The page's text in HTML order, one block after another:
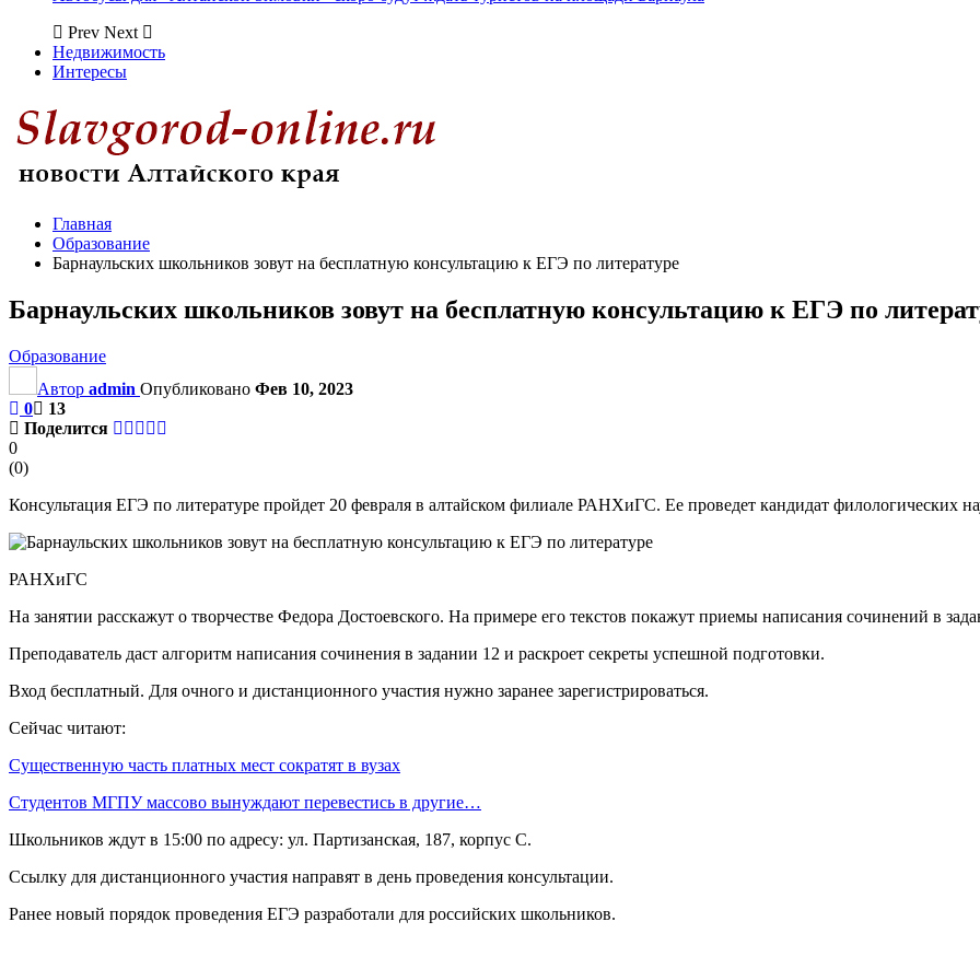
Prev Next
Недвижимость
Интересы
Главная
Образование
Барнаульских школьников зовут на бесплатную консультацию к ЕГЭ по литературе
Барнаульских школьников зовут на бесплатную консультацию к ЕГЭ по
Образование
Автор admin Опубликовано Фев 10, 2023
0
13
Поделится
0
(0)
Консультация ЕГЭ по литературе пройдет 20 февраля в алтайском филиале РАНХиГС. Ее проведет кандидат
РАНХиГС
На занятии расскажут о творчестве Федора Достоевского. На примере его текстов покажут приемы написания сочинений в
Преподаватель даст алгоритм написания сочинения в задании 12 и раскроет секреты успешной подготовки.
Вход бесплатный. Для очного и дистанционного участия нужно заранее зарегистрироваться.
Сейчас читают:
Существенную часть платных мест сократят в вузах
Студентов МГПУ массово вынуждают перевестись в другие…
Школьников ждут в 15:00 по адресу: ул. Партизанская, 187, корпус С.
Ссылку для дистанционного участия направят в день проведения консультации.
Ранее новый порядок проведения ЕГЭ разработали для российских школьников.